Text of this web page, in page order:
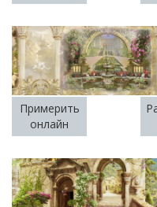
Примерить
онлайн